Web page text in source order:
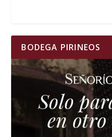
BODEGA PIRINEOS